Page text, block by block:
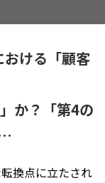
おける「顧客
か？「第4の
換点に立たされ